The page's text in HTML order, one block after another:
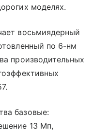
моделях.
восьмиядерный
по 6-нм
производительных
базовые:
13 Мп,